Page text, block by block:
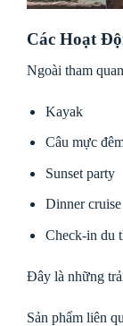
Các Hoạt
Ngoài tham
Kayak
Câu mực
Sunset party
Dinner cruise
Check-in du
Đây là những
Sản phẩm liên